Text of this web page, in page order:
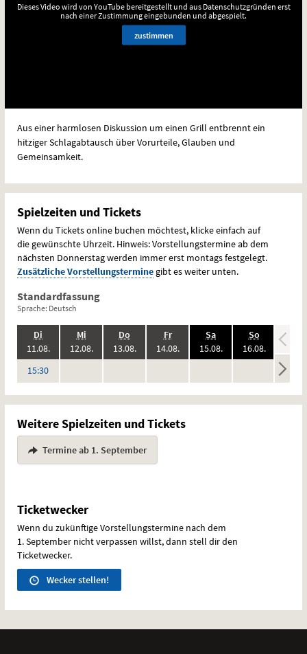
Dieses Video wird von YouTube bereitgestellt und aus Datenschutzgründen erst
nach einer Zustimmung eingebunden und abgespielt.
zustimmen
Aus einer harmlosen Diskussion um einen Grill entbrennt ein
hitziger Schlagabtausch über Vorurteile, Glauben und
Gemeinsamkeit.
Spielzeiten und Tickets
Wenn du Tickets online buchen möchtest, klicke einfach auf
die gewünschte Uhrzeit. Hinweis: Vorstellungstermine ab dem
nächsten Donnerstag werden immer erst montags festgelegt.
Zusätzliche Vorstellungstermine gibt es weiter unten.
Standardfassung
Sprache: Deutsch
Di
11.08.2026:
15:30Uhr
Mi.,
12.08.2026:
Vorstellungen
Do
13.08.2026:
Vorstellungen
Fr.,
14.08.2026:
Vorstellungen
Sa.,
15.08.2026:
Vorstellungen
So.,
16.08.2026:
Vorstellungen
keine
Weitere Spielzeiten und Tickets
Termine ab 1. September
Ticketwecker
Wenn du zukünftige Vorstellungstermine nach dem
1. September nicht verpassen willst, dann stell dir den
Ticketwecker.
Wecker stellen!